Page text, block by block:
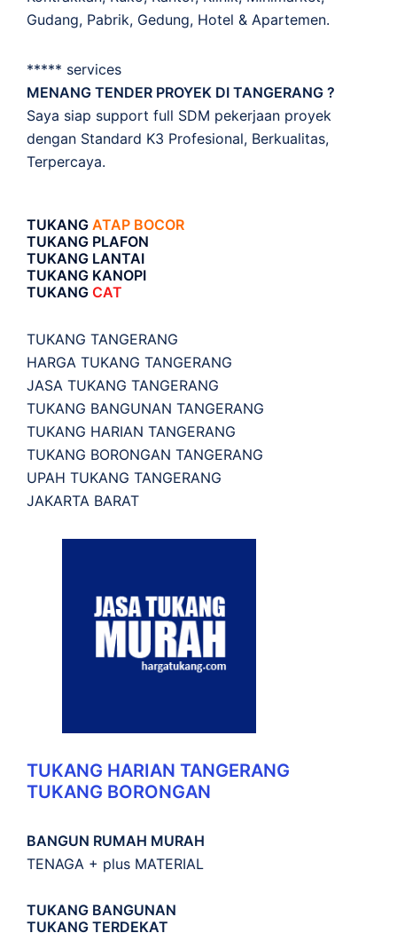
Gudang, Pabrik, Gedung, Hotel & Apartemen.
***** services
MENANG TENDER PROYEK DI TANGERANG ?
Saya siap support full SDM pekerjaan proyek
dengan Standard K3 Profesional, Berkualitas,
Terpercaya.
TUKANG ATAP BOCOR
TUKANG PLAFON
TUKANG LANTAI
TUKANG KANOPI
TUKANG CAT
TUKANG TANGERANG
HARGA TUKANG TANGERANG
JASA TUKANG TANGERANG
TUKANG BANGUNAN TANGERANG
TUKANG HARIAN TANGERANG
TUKANG BORONGAN TANGERANG
UPAH TUKANG TANGERANG
JAKARTA BARAT
TUKANG HARIAN TANGERANG
TUKANG BORONGAN
BANGUN RUMAH MURAH
TENAGA + plus MATERIAL
TUKANG BANGUNAN
TUKANG TERDEKAT